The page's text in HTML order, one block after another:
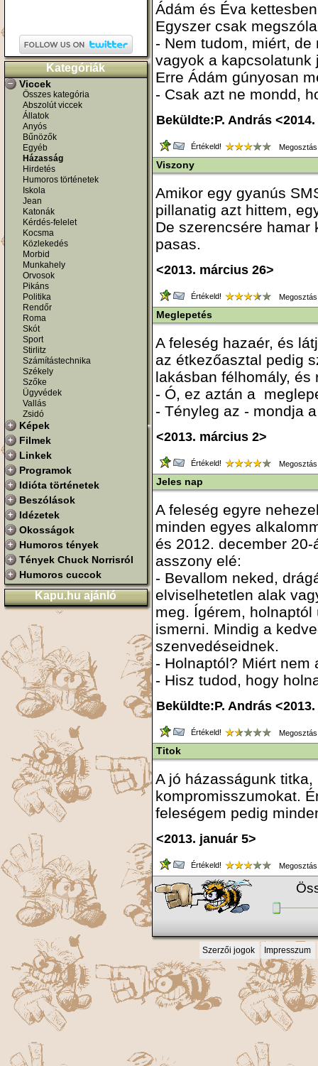
Kategóriák
Viccek
Összes kategória
Abszolút viccek
Állatok
Anyós
Bűnözők
Egyéb
Házasság
Hirdetés
Humoros történetek
Iskola
Jean
Katonák
Kérdés-felelet
Kocsma
Közlekedés
Morbid
Munkahely
Orvosok
Pikáns
Politika
Rendőr
Roma
Skót
Sport
Stirlitz
Számítástechnika
Székely
Szőke
Ügyvédek
Vallás
Zsidó
Képek
Filmek
Linkek
Programok
Idióta történetek
Beszólások
Idézetek
Okosságok
Humoros tények
Tények Chuck Norrisról
Humoros cuccok
Kapu.hu ajánló
Ádám és Éva
Egyszer csak
- Nem tudom, miért,
vagyok a kapcsolatunk
Erre Ádám gúnyosan
- Csak azt ne mondd,
Beküldte:P. András
Értékeld!
Viszony
Amikor egy gyanús
pillanatig azt hittem,
De szerencsére hamar
pasas.
<2013. március 26>
Értékeld!
Meglepetés
A feleség hazaér, és
az étkezőasztal pedig
lakásban félhomály, és
- Ó, ez aztán a
- Tényleg az - mondja
<2013. március 2>
Értékeld!
Jeles nap
A feleség egyre
minden egyes
és 2012. december
asszony elé:
- Bevallom neked,
elviselhetetlen alak
meg. Ígérem,
ismerni. Mindig a
szenvedéseidnek.
- Holnaptól? Miért nem
- Hisz tudod, hogy
Beküldte:P. András
Értékeld!
Titok
A jó házasságunk
kompromisszumokat.
feleségem pedig
<2013. január 5>
Értékeld!
Szerzői jogok Impresszum